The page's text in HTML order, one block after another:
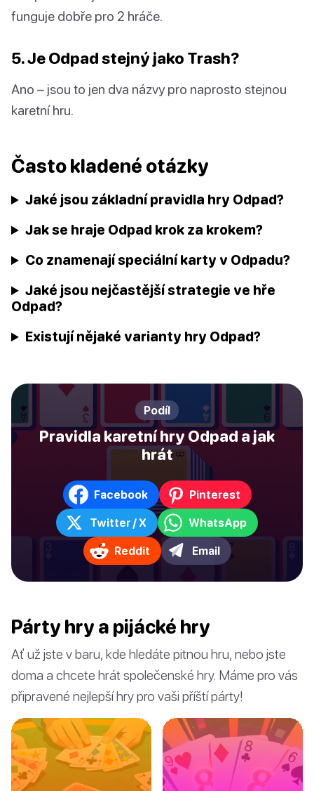
funguje dobře pro 2 hráče.
5. Je Odpad stejný jako Trash?
Ano – jsou to jen dva názvy pro naprosto stejnou
karetní hru.
Často kladené otázky
Jaké jsou základní pravidla hry Odpad?
Jak se hraje Odpad krok za krokem?
Co znamenají speciální karty v Odpadu?
Jaké jsou nejčastější strategie ve hře
Odpad?
Existují nějaké varianty hry Odpad?
Podíl
Pravidla karetní hry Odpad a jak
hrát
Facebook Pinterest
Twitter / X WhatsApp
Reddit Email
Párty hry a pijácké hry
Ať už jste v baru, kde hledáte pitnou hru, nebo jste
doma a chcete hrát společenské hry. Máme pro vás
připravené nejlepší hry pro vaši příští párty!